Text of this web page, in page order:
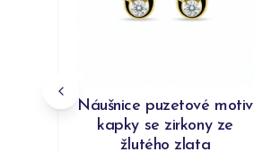
Náušnice puzetové motiv
kapky se zirkony ze
žlutého zlata